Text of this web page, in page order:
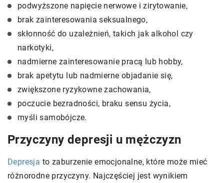
podwyższone napięcie nerwowe i zirytowanie,
brak zainteresowania seksualnego,
skłonność do uzależnień, takich jak alkohol czy
narkotyki,
nadmierne zainteresowanie pracą lub hobby,
brak apetytu lub nadmierne objadanie się,
zwiększone ryzykowne zachowania,
poczucie bezradności, braku sensu życia,
myśli samobójcze.
Przyczyny depresji u mężczyzn
Depresja to zaburzenie emocjonalne, które może mieć
różnorodne przyczyny. Najczęściej jest wynikiem